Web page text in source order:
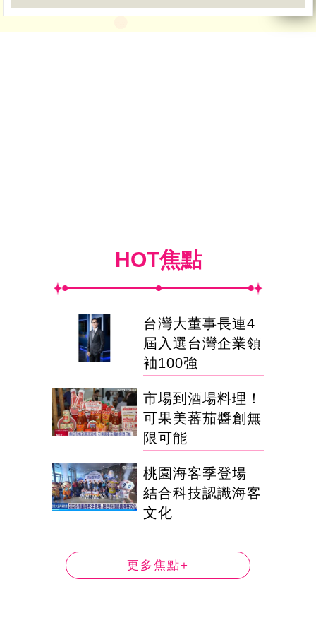
HOT焦點
台灣大董事長連4
屆入選台灣企業領
袖100強
市場到酒場料理！
可果美蕃茄醬創無
限可能
桃園海客季登場
結合科技認識海客
文化
更多焦點+